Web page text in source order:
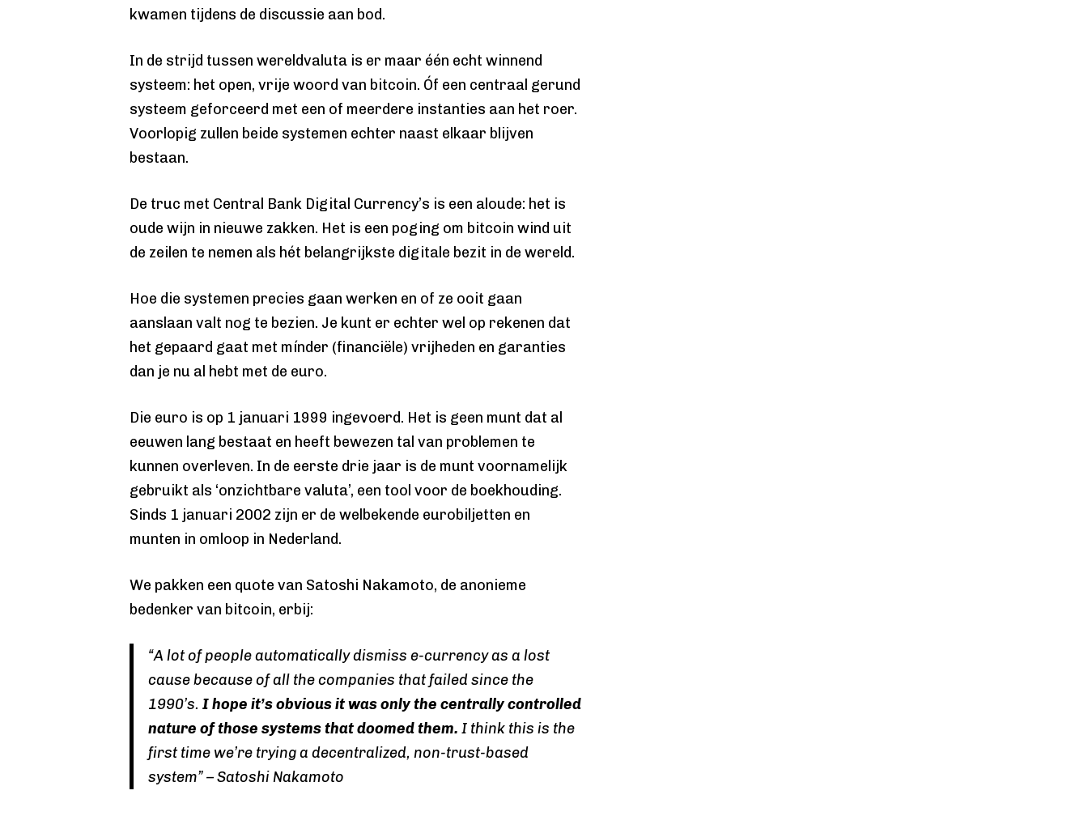
kwamen tijdens de discussie aan bod.
In de strijd tussen wereldvaluta is er maar één echt winnend
systeem: het open, vrije woord van bitcoin. Óf een centraal gerund
systeem geforceerd met een of meerdere instanties aan het roer.
Voorlopig zullen beide systemen echter naast elkaar blijven
bestaan.
De truc met Central Bank Digital Currency’s is een aloude: het is
oude wijn in nieuwe zakken. Het is een poging om bitcoin wind uit
de zeilen te nemen als hét belangrijkste digitale bezit in de wereld.
Hoe die systemen precies gaan werken en of ze ooit gaan
aanslaan valt nog te bezien. Je kunt er echter wel op rekenen dat
het gepaard gaat met mínder (financiële) vrijheden en garanties
dan je nu al hebt met de euro.
Die euro is op 1 januari 1999 ingevoerd. Het is geen munt dat al
eeuwen lang bestaat en heeft bewezen tal van problemen te
kunnen overleven. In de eerste drie jaar is de munt voornamelijk
gebruikt als ‘onzichtbare valuta’, een tool voor de boekhouding.
Sinds 1 januari 2002 zijn er de welbekende eurobiljetten en
munten in omloop in Nederland.
We pakken een quote van Satoshi Nakamoto, de anonieme
bedenker van bitcoin, erbij:
“A lot of people automatically dismiss e-currency as a lost
cause because of all the companies that failed since the
1990’s. I hope it’s obvious it was only the centrally controlled
nature of those systems that doomed them. I think this is the
first time we’re trying a decentralized, non-trust-based
system” – Satoshi Nakamoto